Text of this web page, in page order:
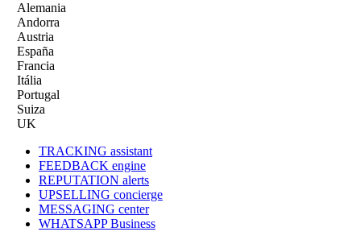
Alemania
Andorra
Austria
España
Francia
Itália
Portugal
Suiza
UK
TRACKING assistant
FEEDBACK engine
REPUTATION alerts
UPSELLING concierge
MESSAGING center
WHATSAPP Business